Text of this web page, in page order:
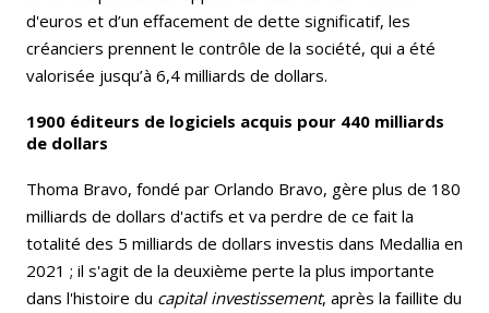
d'euros et d’un effacement de dette significatif, les
créanciers prennent le contrôle de la société, qui a été
valorisée jusqu’à 6,4 milliards de dollars.
1900 éditeurs de logiciels acquis pour 440 milliards
de dollars
Thoma Bravo, fondé par Orlando Bravo, gère plus de 180
milliards de dollars d'actifs et va perdre de ce fait la
totalité des 5 milliards de dollars investis dans Medallia en
2021 ; il s'agit de la deuxième perte la plus importante
dans l'histoire du capital investissement, après la faillite du